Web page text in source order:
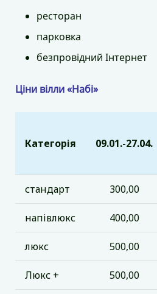
ресторан
парковка
безпровідний Інтернет
Ціни вілли «Набі»
Категорія 09.01.-27.04.
стандарт 300,00
напівлюкс 400,00
люкс 500,00
Люкс + 500,00